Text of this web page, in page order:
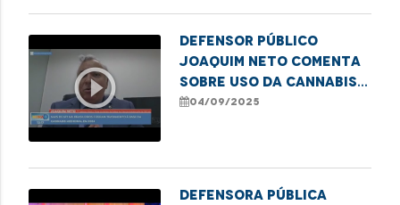
violências de gênero,
play_circle_outline
Defensor público
Joaquim Neto comenta
sobre uso da Cannabis
medicinal
04/09/2025
Defensora Pública